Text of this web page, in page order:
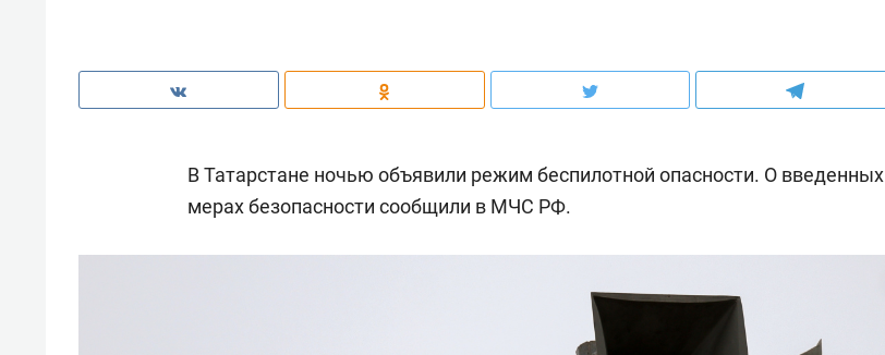
В Татарстане ночью объявили режим беспилотной опасности. О введенных
мерах безопасности сообщили в МЧС РФ.